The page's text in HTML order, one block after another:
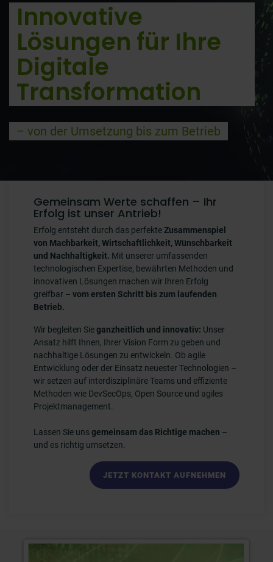
Innovative
Lösungen für Ihre
Digitale
Transformation
– von der Umsetzung bis zum Betrieb
Gemeinsam Werte schaffen – Ihr
Erfolg ist unser Antrieb!
Erfolg entsteht durch das perfekteZusammenspiel
von Machbarkeit, Wirtschaftlichkeit, Wünschbarkeit
und Nachhaltigkeit. Mit unserer umfassenden
technologischen Expertise, bewährten Methoden und
innovativen Lösungen machen wir Ihren Erfolg
greifbar – vom ersten Schritt bis zum laufenden
Betrieb.
Wir begleiten Sieganzheitlich und innovativ: Unser
Ansatz hilft Ihnen, Ihrer Vision Form zu geben und
nachhaltige Lösungen zu entwickeln. Ob agile
Entwicklung oder der Einsatz neuester Technologien –
wir setzen auf interdisziplinäre Teams und effiziente
Methoden wie DevSecOps, Open Source und agiles
Projektmanagement.
Lassen Sie unsgemeinsam das Richtige machen –
und es richtig umsetzen.
JETZT KONTAKT AUFNEHMEN